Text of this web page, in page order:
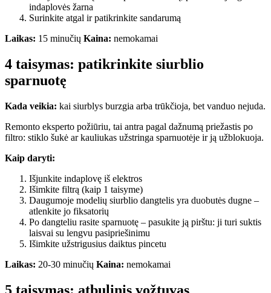
indaplovės žarna
Surinkite atgal ir patikrinkite sandarumą
Laikas: 15 minučių Kaina: nemokamai
4 taisymas: patikrinkite siurblio
sparnuotę
Kada veikia: kai siurblys burzgia arba trūkčioja, bet vanduo nejuda.
Remonto eksperto požiūriu, tai antra pagal dažnumą priežastis po
filtro: stiklo šukė ar kauliukas užstringa sparnuotėje ir ją užblokuoja.
Kaip daryti:
Išjunkite indaplovę iš elektros
Išimkite filtrą (kaip 1 taisyme)
Daugumoje modelių siurblio dangtelis yra duobutės dugne –
atlenkite jo fiksatorių
Po dangteliu rasite sparnuotę – pasukite ją pirštu: ji turi suktis
laisvai su lengvu pasipriešinimu
Išimkite užstrigusius daiktus pincetu
Laikas: 20-30 minučių Kaina: nemokamai
5 taisymas: atbulinis vožtuvas